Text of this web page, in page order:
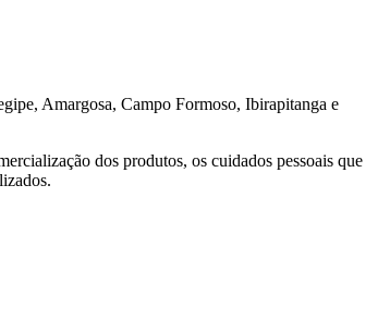
Amargosa, Campo Formoso, Ibirapitanga e
dos produtos, os cuidados pessoais que